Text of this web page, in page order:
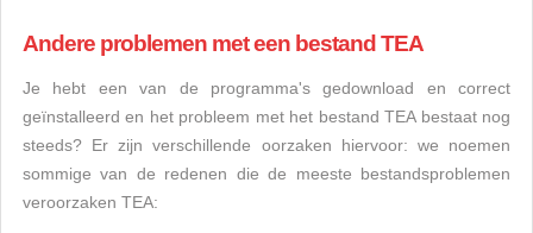
Andere problemen met een bestand TEA
Je hebt een van de programma's gedownload en correct
geïnstalleerd en het probleem met het bestand TEA bestaat nog
steeds? Er zijn verschillende oorzaken hiervoor: we noemen
sommige van de redenen die de meeste bestandsproblemen
veroorzaken TEA: